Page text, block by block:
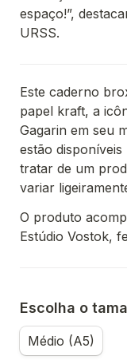
espaço!”,
URSS.
Este caderno
papel kraft, a
Gagarin em seu
estão
tratar de um
variar
O produto
Estúdio Vostok,
Escolha o
Médio (A5)